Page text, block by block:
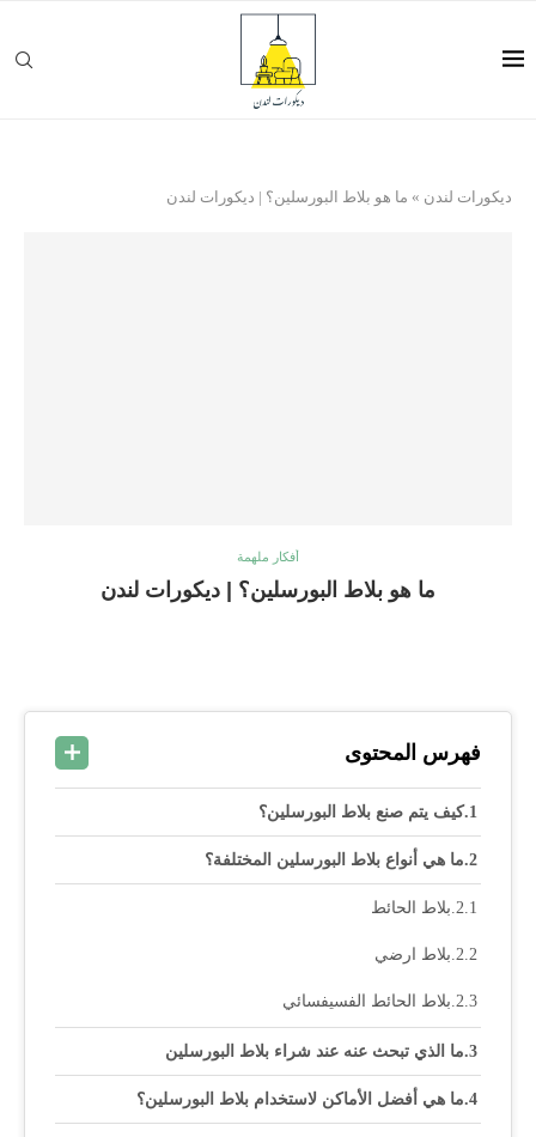
ديكورات لندن » ما هو بلاط البورسلين؟ | ديكورات لندن
أفكار ملهمة
ما هو بلاط البورسلين؟ | ديكورات لندن
فهرس المحتوى
كيف يتم صنع بلاط البورسلين؟
ما هي أنواع بلاط البورسلين المختلفة؟
بلاط الحائط
بلاط ارضي
بلاط الحائط الفسيفسائي
ما الذي تبحث عنه عند شراء بلاط البورسلين
ما هي أفضل الأماكن لاستخدام بلاط البورسلين؟